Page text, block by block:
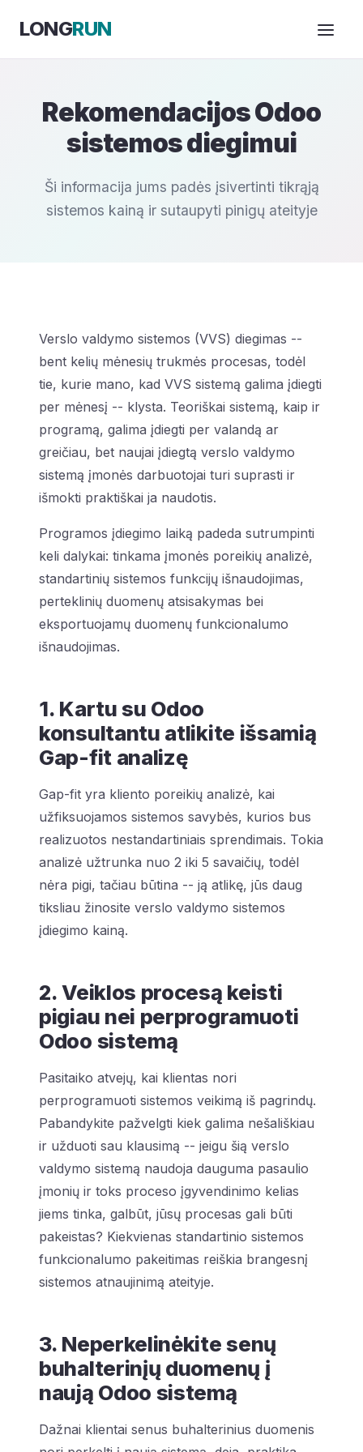
LONGRUN
Rekomendacijos Odoo
sistemos diegimui
Ši informacija jums padės įsivertinti tikrąją
sistemos kainą ir sutaupyti pinigų ateityje
Verslo valdymo sistemos (VVS) diegimas --
bent kelių mėnesių trukmės procesas, todėl
tie, kurie mano, kad VVS sistemą galima įdiegti
per mėnesį -- klysta. Teoriškai sistemą, kaip ir
programą, galima įdiegti per valandą ar
greičiau, bet naujai įdiegtą verslo valdymo
sistemą įmonės darbuotojai turi suprasti ir
išmokti praktiškai ja naudotis.
Programos įdiegimo laiką padeda sutrumpinti
keli dalykai: tinkama įmonės poreikių analizė,
standartinių sistemos funkcijų išnaudojimas,
perteklinių duomenų atsisakymas bei
eksportuojamų duomenų funkcionalumo
išnaudojimas.
1. Kartu su Odoo
konsultantu atlikite išsamią
Gap-fit analizę
Gap-fit yra kliento poreikių analizė, kai
užfiksuojamos sistemos savybės, kurios bus
realizuotos nestandartiniais sprendimais. Tokia
analizė užtrunka nuo 2 iki 5 savaičių, todėl
nėra pigi, tačiau būtina -- ją atlikę, jūs daug
tiksliau žinosite verslo valdymo sistemos
įdiegimo kainą.
2. Veiklos procesą keisti
pigiau nei perprogramuoti
Odoo sistemą
Pasitaiko atvejų, kai klientas nori
perprogramuoti sistemos veikimą iš pagrindų.
Pabandykite pažvelgti kiek galima nešališkiau
ir užduoti sau klausimą -- jeigu šią verslo
valdymo sistemą naudoja dauguma pasaulio
įmonių ir toks proceso įgyvendinimo kelias
jiems tinka, galbūt, jūsų procesas gali būti
pakeistas? Kiekvienas standartinio sistemos
funkcionalumo pakeitimas reiškia brangesnį
sistemos atnaujinimą ateityje.
3. Neperkelinėkite senų
buhalterinįų duomenų į
naują Odoo sistemą
Dažnai klientai senus buhalterinius duomenis